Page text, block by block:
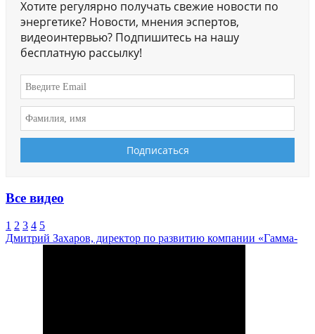
Хотите регулярно получать свежие новости по
энергетике? Новости, мнения эспертов,
видеоинтервью? Подпишитесь на нашу
бесплатную рассылку!
Все видео
1 2 3 4 5
Дмитрий Захаров, директор по развитию компании «Гамма-